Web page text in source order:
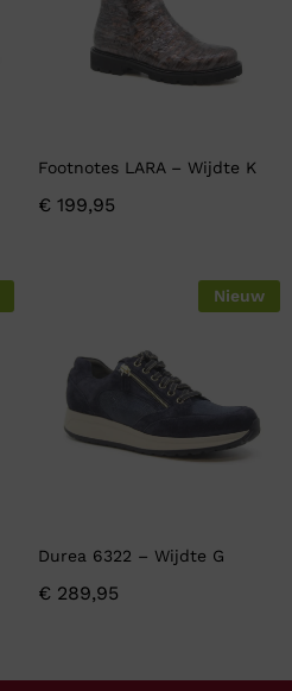
Footnotes LARA – Wijdte K
€ 199,95
Nieuw
Durea 6322 – Wijdte G
€ 289,95